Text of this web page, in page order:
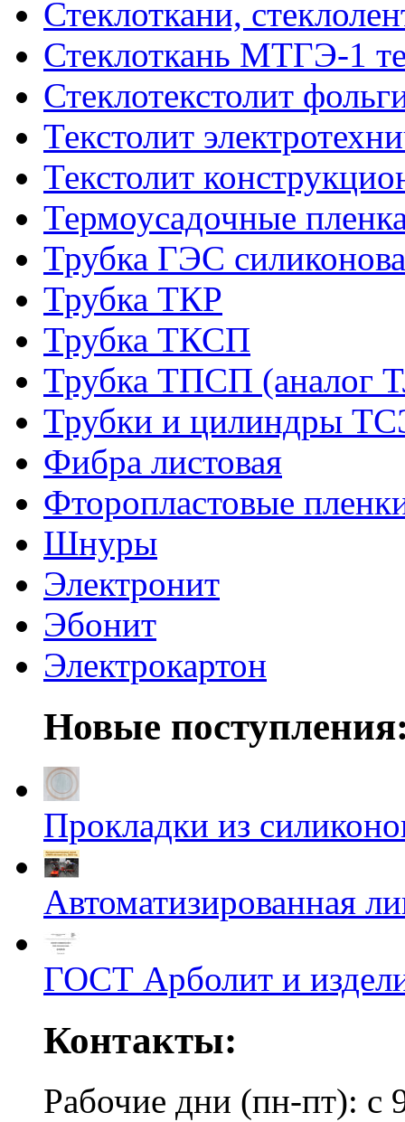
Стеклоткани,
Стеклоткань МТГЭ-1
Стеклотекстолит
Текстолит
Текстолит
Термоусадочные
Трубка ГЭС
Трубка ТКР
Трубка ТКСП
Трубка ТПСП (аналог
Трубки и цилиндры
Фибра листовая
Фторопластовые
Шнуры
Электронит
Эбонит
Электрокартон
Новые
Прокладки из
Автоматизированная
ГОСТ Арболит и
Контакты:
Рабочие дни (пн-пт): с